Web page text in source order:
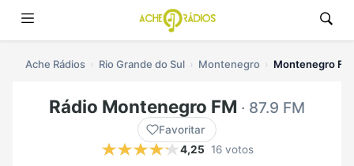
Ache Rádios Rio Grande do Sul Montenegro Montenegro
Rádio Montenegro FM · 87.9 FM
Favoritar
4,25
16 votos